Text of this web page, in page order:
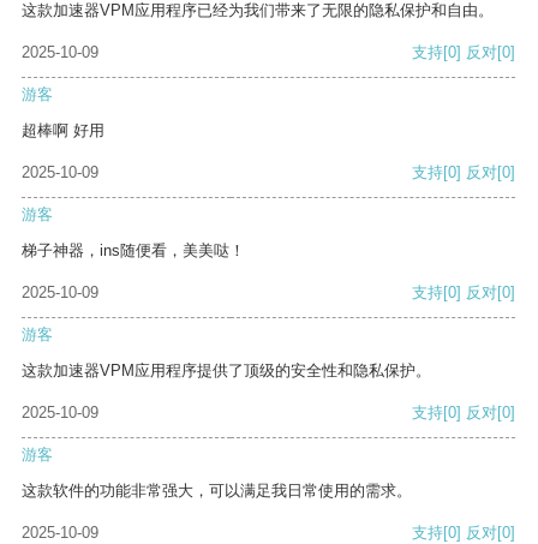
这款加速器VPM应用程序已经为我们带来了无限的隐私保护和自由。
2025-10-09 支持[0] 反对[0]
游客
超棒啊 好用
2025-10-09 支持[0] 反对[0]
游客
梯子神器，ins随便看，美美哒！
2025-10-09 支持[0] 反对[0]
游客
这款加速器VPM应用程序提供了顶级的安全性和隐私保护。
2025-10-09 支持[0] 反对[0]
游客
这款软件的功能非常强大，可以满足我日常使用的需求。
2025-10-09 支持[0] 反对[0]